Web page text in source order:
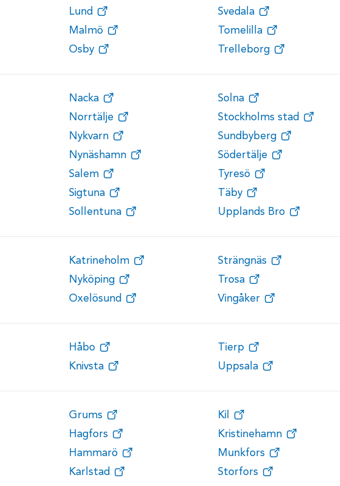
Lund
Malmö
Osby
Svedala
Tomelilla
Trelleborg
Nacka
Norrtälje
Nykvarn
Nynäshamn
Salem
Sigtuna
Sollentuna
Solna
Stockholms stad
Sundbyberg
Södertälje
Tyresö
Täby
Upplands Bro
Katrineholm
Nyköping
Oxelösund
Strängnäs
Trosa
Vingåker
Håbo
Knivsta
Tierp
Uppsala
Grums
Hagfors
Hammarö
Karlstad
Kil
Kristinehamn
Munkfors
Storfors